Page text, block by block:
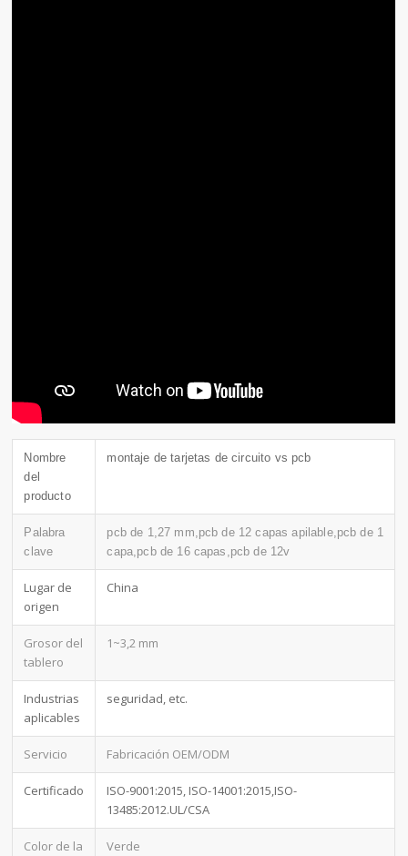
Nombre
del
producto
montaje de tarjetas de circuito vs pcb
Palabra
clave
pcb de 1,27 mm,pcb de 12 capas apilable,pcb de 1
capa,pcb de 16 capas,pcb de 12v
Lugar de
origen
China
Grosor del
tablero
1~3,2 mm
Industrias
aplicables
seguridad, etc.
Servicio Fabricación OEM/ODM
Certificado
ISO-9001:2015, ISO-14001:2015,ISO-
13485:2012.UL/CSA
Color de la
Verde